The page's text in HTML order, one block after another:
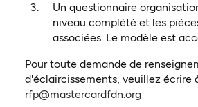
Un questionnaire
niveau complété et les
associées. Le modèle est
Pour toute demande de
d'éclaircissements, veuillez écrire
rfp@mastercardfdn.org